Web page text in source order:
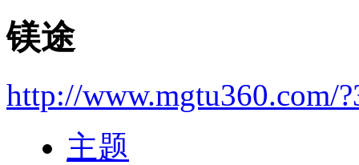
镁途
http://www.mgtu360.com/
主题